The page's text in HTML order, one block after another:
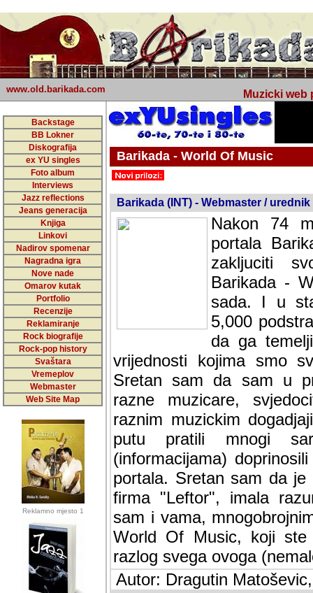
www.old.barikada.com Muzicki web
Backstage
BB Lokner
Diskografija
ex YU singles
Foto album
Interviews
Jazz reflections
Jeans generacija
Knjiga
Linkovi
Nadirov spomenar
Nagradna igra
Nove nade
Omarov kutak
Portfolio
Recenzije
Reklamiranje
Rock biografije
Rock-pop history
Svaštara
Vremeplov
Webmaster
Web Site Map
Reklamno mjesto 1
Barikada - World Of Music
Barikada (INT) - Webmaster / urednik
Nakon 74
portala
zakljuciti
Barikada -
sada. I u
5,000
da ga
vrijednosti kojima smo
Sretan sam da sam u
muzicare, svjedociti
muzickim dogadjajima...
mnogi saradnici koji
doprinosili vrijednosti i
sam da je i moj web
imala razumijevanja za
mnogobrojnim
Music, koji ste ga
ovoga (nemalog) rada.
Autor: Dragutin